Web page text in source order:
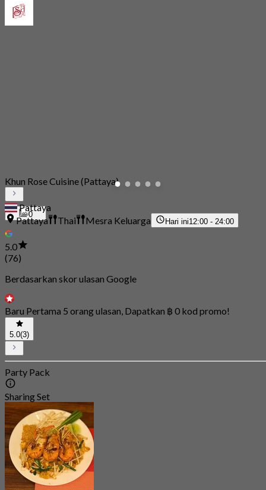
0
Khun Rose Cuisine (Pattaya)
Pattaya
Pattaya
Thai Mesra Keluarga Hari ini12:00 - 24:00
5.0
(76)
Berdasarkan skor ulasan Google
Baru Pertama 5 orang ulasan, Dapatkan ฿ 0 kod promo!
5.0(3)
Party Pack
Sharing Set